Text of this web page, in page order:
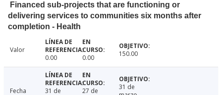
Financed sub-projects that are functioning or
delivering services to communities six months after
completion - Health
Valor
0.00
0.00 150.00
Fecha
31 de
27 de
31 de